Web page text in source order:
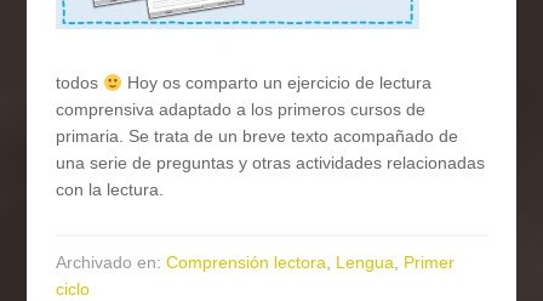
todos
Hoy os comparto un ejercicio de lectura
comprensiva adaptado a los primeros cursos de
primaria. Se trata de un breve texto acompañado de
una serie de preguntas y otras actividades relacionadas
con la lectura.
Archivado en:Comprensión lectora, Lengua, Primer
ciclo